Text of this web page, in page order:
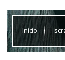
Inicio